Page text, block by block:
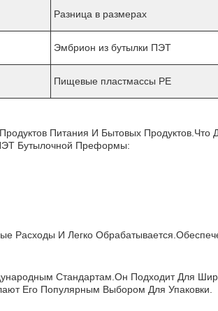
Разница в размерах
Эмбрион из бутылки ПЭТ
Пищевые пластмассы PE
Питания И Бытовых Продуктов.что
Бутылочной Преформы:
Расходы И Легко
Стандартам.он Подходит Для
Его Популярным Выбором Для Упаковки.